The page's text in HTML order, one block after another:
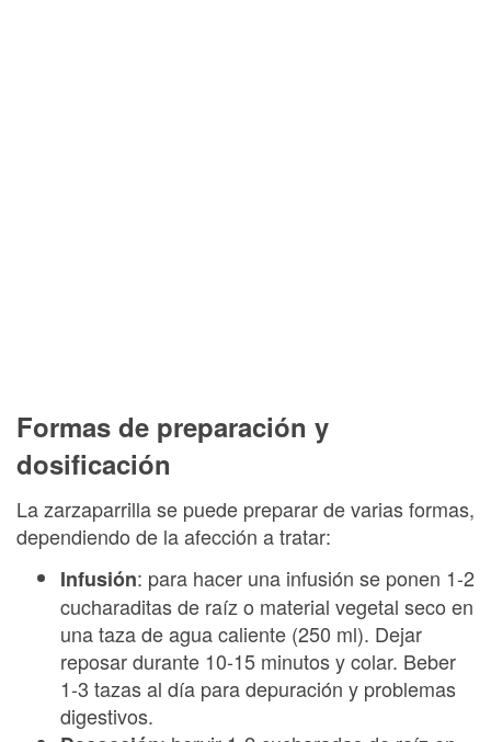
Formas de preparación y
dosificación
La zarzaparrilla se puede preparar de varias formas,
dependiendo de la afección a tratar:
Infusión: para hacer una infusión se ponen 1-2
cucharaditas de raíz o material vegetal seco en
una taza de agua caliente (250 ml). Dejar
reposar durante 10-15 minutos y colar. Beber
1-3 tazas al día para depuración y problemas
digestivos.